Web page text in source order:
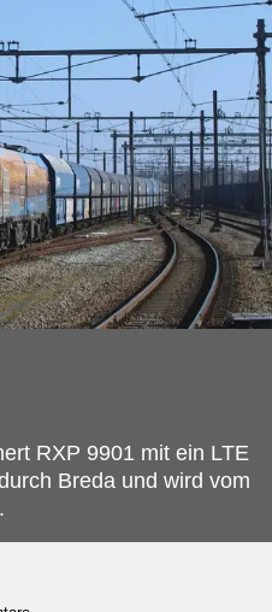
RXP 9901 mit ein LTE
Breda und wird vom